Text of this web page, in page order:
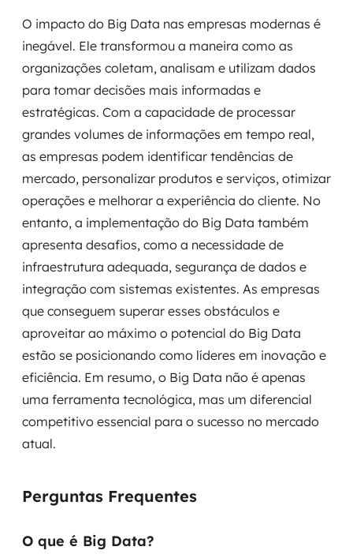
O impacto do Big Data nas empresas modernas é
inegável. Ele transformou a maneira como as
organizações coletam, analisam e utilizam dados
para tomar decisões mais informadas e
estratégicas. Com a capacidade de processar
grandes volumes de informações em tempo real,
as empresas podem identificar tendências de
mercado, personalizar produtos e serviços, otimizar
operações e melhorar a experiência do cliente. No
entanto, a implementação do Big Data também
apresenta desafios, como a necessidade de
infraestrutura adequada, segurança de dados e
integração com sistemas existentes. As empresas
que conseguem superar esses obstáculos e
aproveitar ao máximo o potencial do Big Data
estão se posicionando como líderes em inovação e
eficiência. Em resumo, o Big Data não é apenas
uma ferramenta tecnológica, mas um diferencial
competitivo essencial para o sucesso no mercado
atual.
Perguntas Frequentes
O que é Big Data?